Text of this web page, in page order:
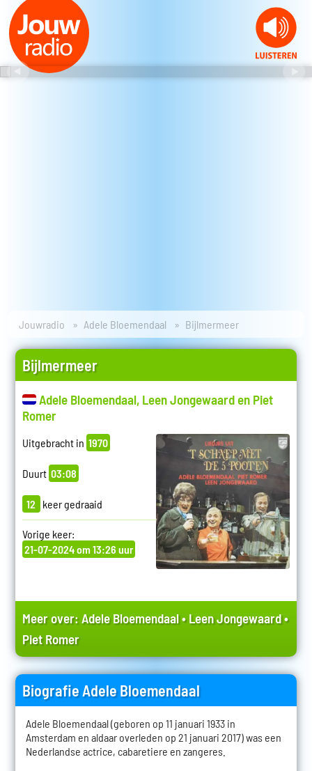
Jouwradio Adele Bloemendaal Bijlmermeer
Bijlmermeer
Adele Bloemendaal, Leen Jongewaard en Piet
Romer
Uitgebracht in 1970
Duurt 03:08
12 keer gedraaid
Vorige keer:
21-07-2024 om 13:26 uur
Meer over:Adele Bloemendaal•Leen Jongewaard•
Piet Romer
Biografie Adele Bloemendaal
Adele Bloemendaal (geboren op 11 januari 1933 in
Amsterdam en aldaar overleden op 21 januari 2017) was een
Nederlandse actrice, cabaretiere en zangeres.